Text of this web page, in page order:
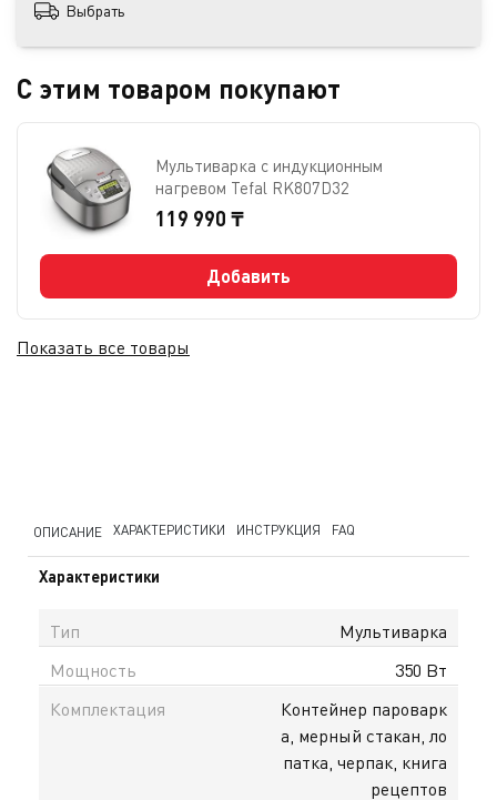
Выбрать
С этим товаром покупают
Мультиварка с индукционным
нагревом Tefal RK807D32
119 990 ₸
Добавить
Показать все товары
ОПИСАНИЕ ХАРАКТЕРИСТИКИ ИНСТРУКЦИЯ FAQ
Характеристики
Тип
Мультиварка
Мощность
350 Вт
Комплектация
Контейнер пароварк
а, мерный стакан, ло
патка, черпак, книга
рецептов